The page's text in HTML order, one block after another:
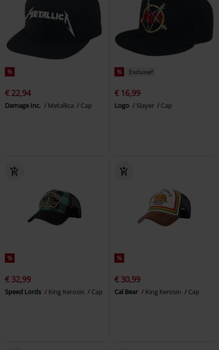
%
€ 22,94
Damage Inc. Metallica Cap
% Exclusief
€ 16,99
Logo Slayer Cap
%
€ 32,99
Speed Lords King Kerosin Cap
%
€ 30,99
Cal Bear King Kerosin Cap